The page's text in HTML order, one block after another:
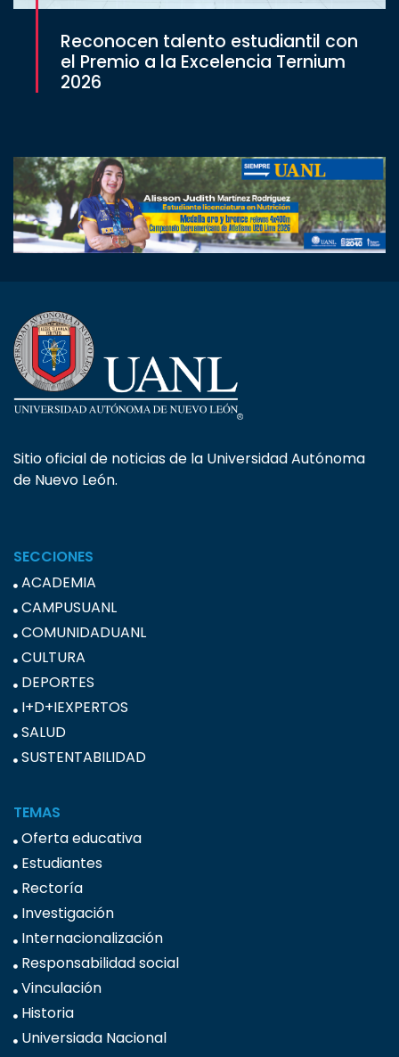
Reconocen talento estudiantil con
el Premio a la Excelencia Ternium
2026
Sitio oficial de noticias de la Universidad Autónoma
de Nuevo León.
SECCIONES
ACADEMIA
CAMPUSUANL
COMUNIDADUANL
CULTURA
DEPORTES
I+D+IEXPERTOS
SALUD
SUSTENTABILIDAD
TEMAS
Oferta educativa
Estudiantes
Rectoría
Investigación
Internacionalización
Responsabilidad social
Vinculación
Historia
Universiada Nacional